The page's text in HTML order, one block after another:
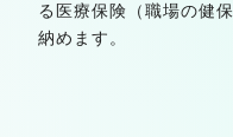
る医療保険（職場の健
納めます。